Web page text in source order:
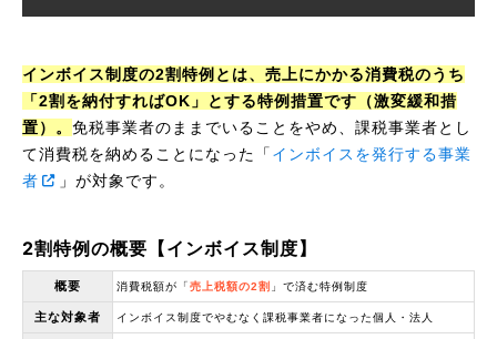
インボイス制度の2割特例とは、売上にかかる消費税のうち
「2割を納付すればOK」とする特例措置です（激変緩和措
置）。 免税事業者のままでいることをやめ、課税事業者とし
て消費税を納めることになった「 インボイスを発行する事業
者
」が対象です。
2割特例の概要【インボイス制度】
概要 消費税額が「売上税額の2割 」で済む特例制度
主な対象者 インボイス制度でやむなく課税事業者になった個人・法人